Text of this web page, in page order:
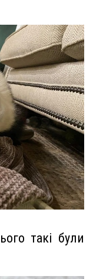
такі були